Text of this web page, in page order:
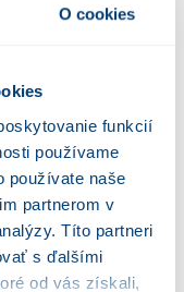
O cookies
funkcií
používame
používate naše
partnerom v
Títo partneri
s ďalšími
od vás získali,
into
of
entry into its fourth
in long-term